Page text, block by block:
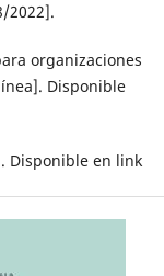
2022].
organizaciones
Disponible
Disponible en link